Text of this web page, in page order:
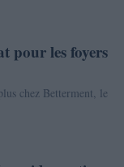
pour les foyers
chez Betterment, le